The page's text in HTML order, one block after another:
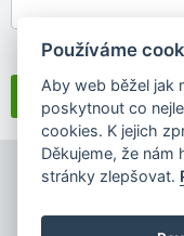
Souhlasím se
Používáme
Aby web běžel jak
poskytnout co
cookies. K jejich
Děkujeme, že
stránky zlepšovat.